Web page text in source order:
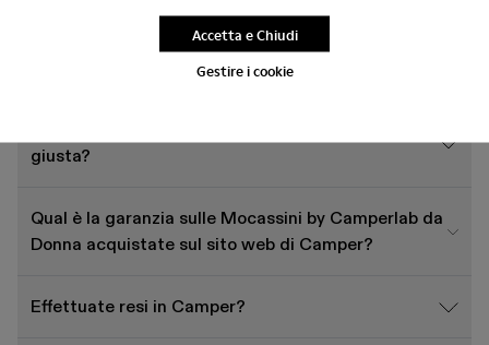
Gestire i cookie
Accetta e Chiudi
Mocassini
giusta?
Qual è la garanzia sulle Mocassini by Camperlab da
Donna acquistate sul sito web di Camper?
Effettuate resi in Camper?